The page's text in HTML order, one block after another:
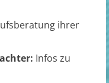
ihrer
Infos zu